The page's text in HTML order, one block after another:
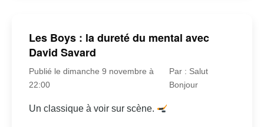
Les Boys : la dureté du mental avec
David Savard
Publié le dimanche 9 novembre à
22:00
Par : Salut
Bonjour
Un classique à voir sur scène.